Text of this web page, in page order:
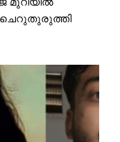
ചെറുതുരുത്തി